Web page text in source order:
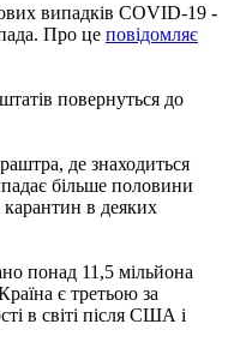
випадків COVID-19 -
Про це повідомляє
повернуться до
де знаходиться
більше половини
в деяких
понад 11,5 мільйона
є третьою за
в світі після США і